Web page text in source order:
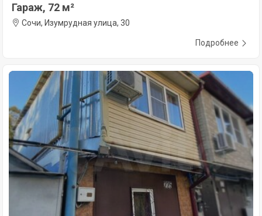
Гараж, 72 м²
Сочи, Изумрудная улица, 30
Подробнее